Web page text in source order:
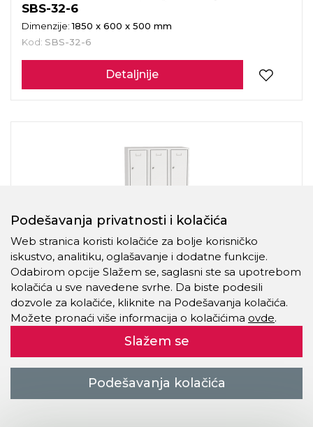
SBS-32-6
Dimenzije:1850 x 600 x 500 mm
Kod: SBS-32-6
Detaljnije
Garderobni orman, troje vrata po visini
SBS-33-3
Dimenzije:1850 x 900 x 500 mm
Detaljnije
Podešavanja privatnosti i kolačića
Web stranica koristi kolačiće za bolje korisničko
iskustvo, analitiku, oglašavanje i dodatne funkcije.
Odabirom opcije Slažem se, saglasni ste sa upotrebom
kolačića u sve navedene svrhe. Da biste podesili
dozvole za kolačiće, kliknite na Podešavanja kolačića.
Možete pronaći više informacija o kolačićima ovde.
Slažem se
Podešavanja kolačića